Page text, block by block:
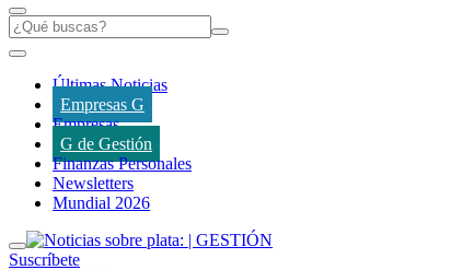
Últimas Noticias
Empresas G
Empresas
G de Gestión
Finanzas Personales
Newsletters
Mundial 2026
Suscríbete